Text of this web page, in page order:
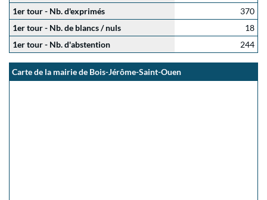
1er tour - Nb. d'exprimés
370
1er tour - Nb. de blancs / nuls
18
1er tour - Nb. d'abstention
244
Carte de la mairie de Bois-Jérôme-Saint-Ouen